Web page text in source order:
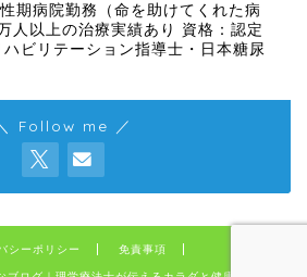
期病院勤務（命を助けてくれた病
人以上の治療実績あり 資格：認定
ビリテーション指導士・日本糖尿
Follow me ／
シーポリシー 免責事項